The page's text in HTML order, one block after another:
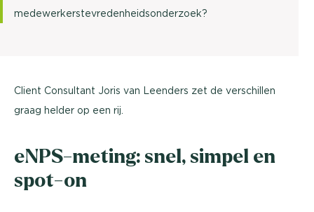
medewerkerstevredenheidsonderzoek?
Client Consultant Joris van Leenders zet de verschillen
graag helder op een rij.
eNPS-meting: snel, simpel en
spot-on